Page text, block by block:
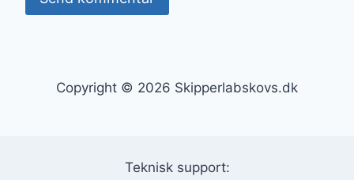
Copyright © 2026 Skipperlabskovs.dk
Teknisk support: